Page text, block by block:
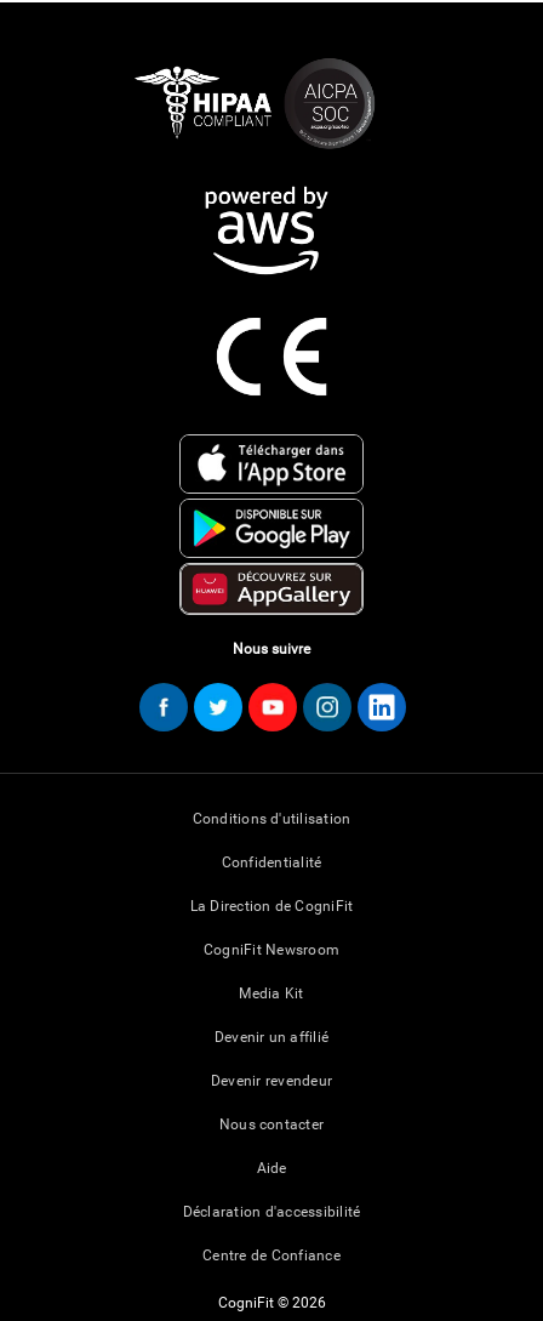
Nous suivre
Conditions d'utilisation
Confidentialité
La Direction de CogniFit
CogniFit Newsroom
Media Kit
Devenir un affilié
Devenir revendeur
Nous contacter
Aide
Déclaration d'accessibilité
Centre de Confiance
CogniFit © 2026